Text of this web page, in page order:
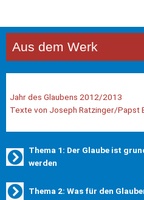
Aus dem Werk
Jahr des Glaubens 2012/2013
Texte von Joseph Ratzinger/Papst
Thema 1: Der Glaube ist
werden
Thema 2: Was für den